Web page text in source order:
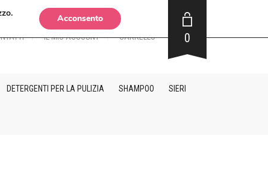
IL MIO ACCOUNT CARRELLO 0
DETERGENTI PER LA PULIZIA SHAMPOO SIERI
Acconsento